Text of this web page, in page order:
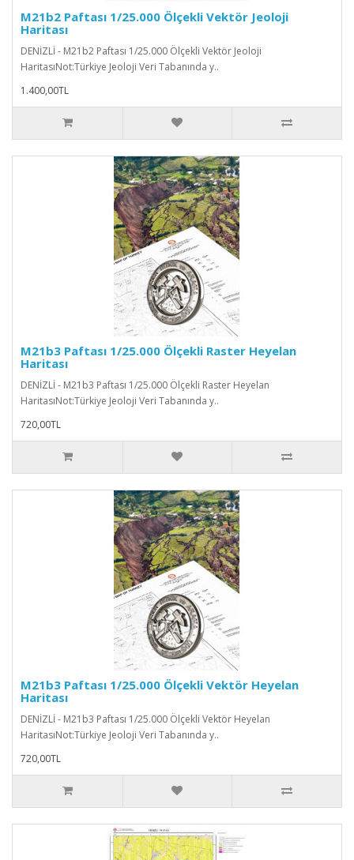
M21b2 Paftası 1/25.000 Ölçekli Vektör Jeoloji
Haritası
DENİZLİ - M21b2 Paftası 1/25.000 Ölçekli Vektör Jeoloji
HaritasıNot:Türkiye Jeoloji Veri Tabanında y..
1.400,00TL
M21b3 Paftası 1/25.000 Ölçekli Raster Heyelan
Haritası
DENİZLİ - M21b3 Paftası 1/25.000 Ölçekli Raster Heyelan
HaritasıNot:Türkiye Jeoloji Veri Tabanında y..
720,00TL
M21b3 Paftası 1/25.000 Ölçekli Vektör Heyelan
Haritası
DENİZLİ - M21b3 Paftası 1/25.000 Ölçekli Vektör Heyelan
HaritasıNot:Türkiye Jeoloji Veri Tabanında y..
720,00TL